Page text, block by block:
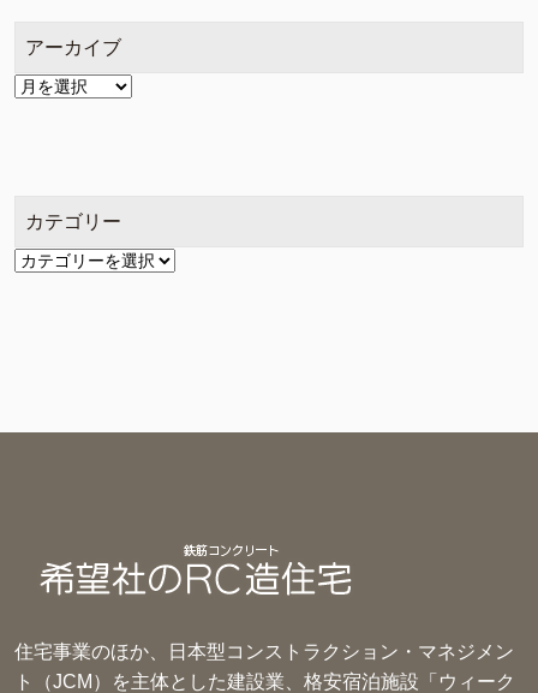
アーカイブ
ア
カテゴリー
カ
住宅事業のほか、日本型コンストラクション・マネジメン
ト（JCM）を主体とした建設業、格安宿泊施設「ウィーク